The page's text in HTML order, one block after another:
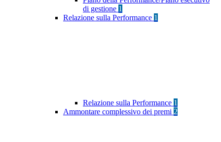
di gestione 1
Relazione sulla Performance 1
Relazione sulla Performance 1
Ammontare complessivo dei premi 2